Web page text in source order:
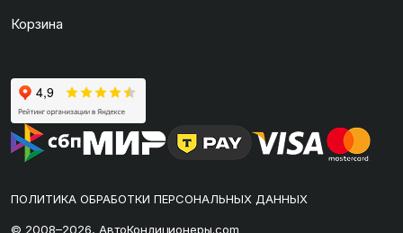
Корзина
ПОЛИТИКА ОБРАБОТКИ ПЕРСОНАЛЬНЫХ ДАННЫХ
© 2008–2026, АвтоКондиционеры.com